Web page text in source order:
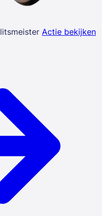
Actie bekijken